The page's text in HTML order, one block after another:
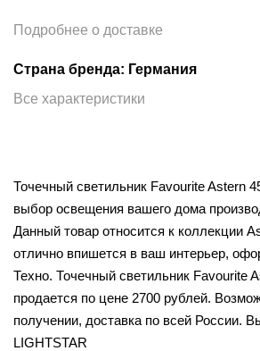
Подробнее о доставке
Страна бренда: Германия
Все характеристики
Точечный светильник Favourite Astern
выбор освещения вашего дома
Данный товар относится к коллекции
отлично впишется в ваш интерьер,
Техно. Точечный светильник Favourite
продается по цене 2700 рублей.
получении, доставка по всей России.
LIGHTSTAR